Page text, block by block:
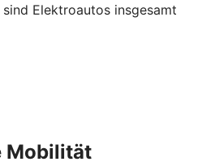
Elektroautos insgesamt
Mobilität